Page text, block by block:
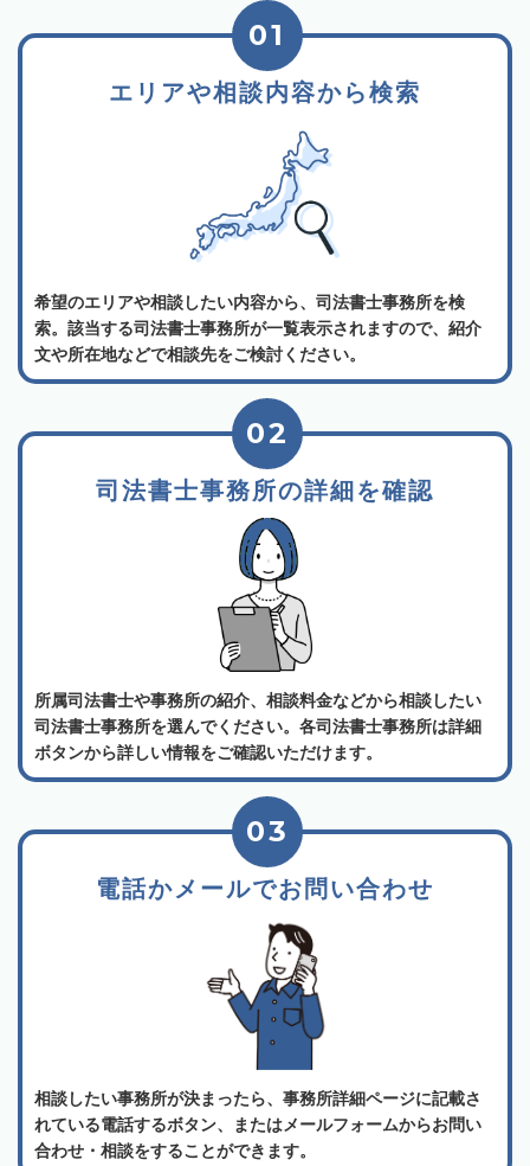
エリアや相談内容から検索
01
希望のエリアや相談したい内容から、司法書士事務所を検
索。該当する司法書士事務所が一覧表示されますので、紹介
文や所在地などで相談先をご検討ください。
司法書士事務所の詳細を確認
02
所属司法書士や事務所の紹介、相談料金などから相談したい
司法書士事務所を選んでください。各司法書士事務所は詳細
ボタンから詳しい情報をご確認いただけます。
電話かメールでお問い合わせ
03
相談したい事務所が決まったら、事務所詳細ページに記載さ
れている電話するボタン、またはメールフォームからお問い
合わせ・相談をすることができます。